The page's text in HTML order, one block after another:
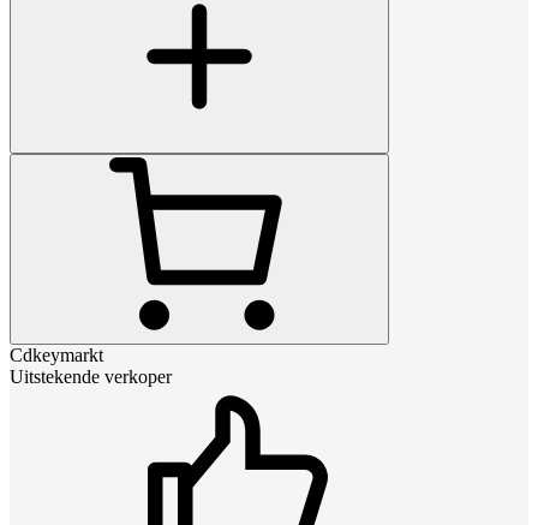
Cdkeymarkt
Uitstekende verkoper